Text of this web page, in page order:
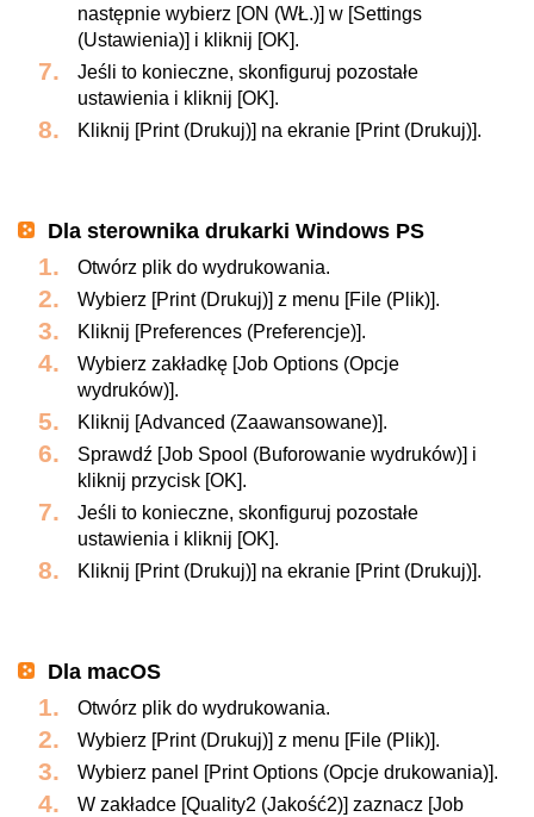
następnie wybierz [ON (WŁ.)] w [Settings
(Ustawienia)] i kliknij [OK].
Jeśli to konieczne, skonfiguruj pozostałe
ustawienia i kliknij [OK].
Kliknij [Print (Drukuj)] na ekranie [Print (Drukuj)].
Dla sterownika drukarki Windows PS
Otwórz plik do wydrukowania.
Wybierz [Print (Drukuj)] z menu [File (Plik)].
Kliknij [Preferences (Preferencje)].
Wybierz zakładkę [Job Options (Opcje
wydruków)].
Kliknij [Advanced (Zaawansowane)].
Sprawdź [Job Spool (Buforowanie wydruków)] i
kliknij przycisk [OK].
Jeśli to konieczne, skonfiguruj pozostałe
ustawienia i kliknij [OK].
Kliknij [Print (Drukuj)] na ekranie [Print (Drukuj)].
Dla macOS
Otwórz plik do wydrukowania.
Wybierz [Print (Drukuj)] z menu [File (Plik)].
Wybierz panel [Print Options (Opcje drukowania)].
W zakładce [Quality2 (Jakość2)] zaznacz [Job